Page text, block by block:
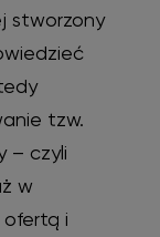
stworzony
tzw.
– czyli
w
ofertą i